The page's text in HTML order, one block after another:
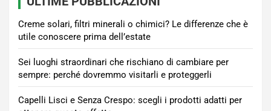
Creme solari, filtri minerali o chimici? Le differenze che è
utile conoscere prima dell’estate
Sei luoghi straordinari che rischiano di cambiare per
sempre: perché dovremmo visitarli e proteggerli
Capelli Lisci e Senza Crespo: scegli i prodotti adatti per